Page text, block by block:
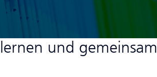
und gemeinsam